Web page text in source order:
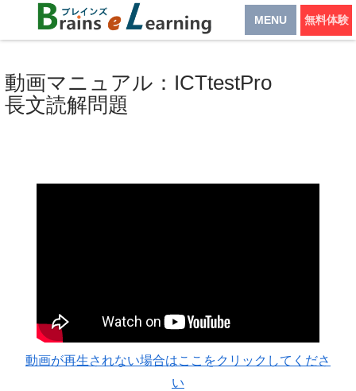
動画マニュアル：ICTtestPro
長文読解問題
動画が再生されない場合はここをクリックしてくださ
い
MENU 無料体験